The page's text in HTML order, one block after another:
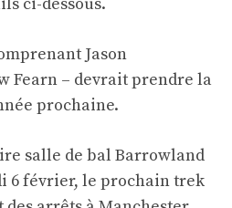
ci-dessous.
Jason
Fearn – devrait prendre la
prochaine.
salle de bal Barrowland
6 février, le prochain trek